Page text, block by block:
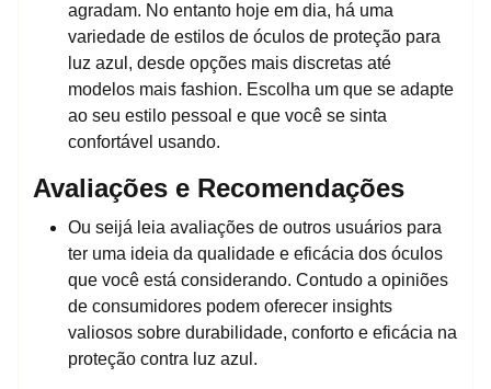
agradam. No entanto hoje em dia, há uma
variedade de estilos de óculos de proteção para
luz azul, desde opções mais discretas até
modelos mais fashion. Escolha um que se adapte
ao seu estilo pessoal e que você se sinta
confortável usando.
Avaliações e Recomendações
Ou seijá leia avaliações de outros usuários para
ter uma ideia da qualidade e eficácia dos óculos
que você está considerando. Contudo a opiniões
de consumidores podem oferecer insights
valiosos sobre durabilidade, conforto e eficácia na
proteção contra luz azul.